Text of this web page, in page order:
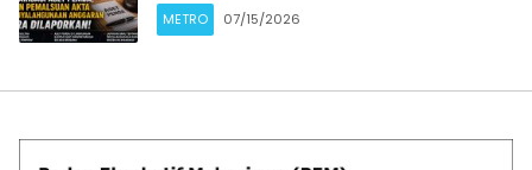
METRO 07/15/2026